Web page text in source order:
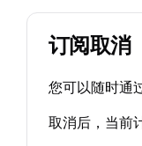
订阅取消
您可以随时通
取消后，当前